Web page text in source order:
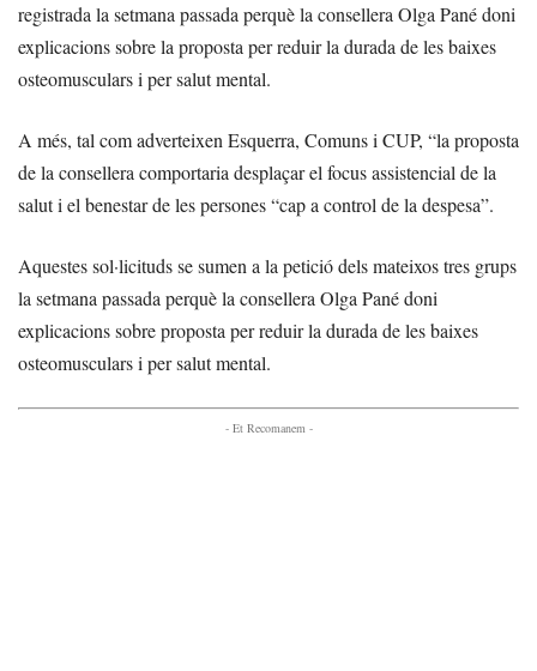
registrada la setmana passada perquè la consellera Olga Pané doni
explicacions sobre la proposta per reduir la durada de les baixes
osteomusculars i per salut mental.
A més, tal com adverteixen Esquerra, Comuns i CUP, “la proposta
de la consellera comportaria desplaçar el focus assistencial de la
salut i el benestar de les persones “cap a control de la despesa”.
Aquestes sol·licituds se sumen a la petició dels mateixos tres grups
la setmana passada perquè la consellera Olga Pané doni
explicacions sobre proposta per reduir la durada de les baixes
osteomusculars i per salut mental.
- Et Recomanem -